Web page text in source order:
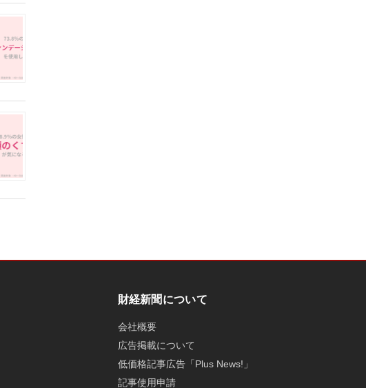
財経新聞について
会社概要
広告掲載について
低価格記事広告「Plus News!」
記事使用申請